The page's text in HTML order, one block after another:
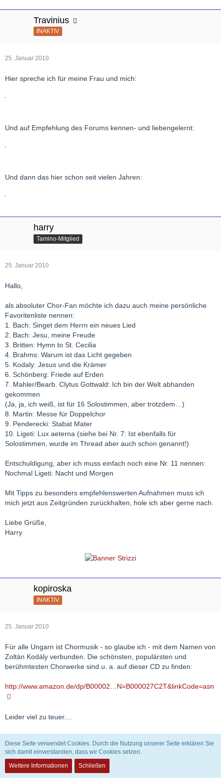
Travinius
INAKTIV
25. Januar 2010
Hier spreche ich für meine Frau und mich:
Und auf Empfehlung des Forums kennen- und liebengelernt:
Und dann das hier schon seit vielen Jahren:
harry
Tamino-Mitglied
25. Januar 2010
Hallo,
als absoluter Chor-Fan möchte ich dazu auch meine persönliche
Favoritenliste nennen:
1. Bach: Singet dem Herrn ein neues Lied
2. Bach: Jesu, meine Freude
3. Britten: Hymn to St. Cecilia
4. Brahms: Warum ist das Licht gegeben
5. Kodaly: Jesus und die Krämer
6. Schönberg: Friede auf Erden
7. Mahler/Bearb. Clytus Gottwald: Ich bin der Welt abhanden
gekommen
(Ja, ja, ich weiß, ist für 16 Solostimmen, aber trotzdem…)
8. Martin: Messe für Doppelchor
9. Penderecki: Stabat Mater
10. Ligeti: Lux aeterna (siehe bei Nr. 7: Ist ebenfalls für
Solostimmen, wurde im Thread aber auch schon genannt!)
Entschuldigung, aber ich muss einfach noch eine Nr. 11 nennen:
Nochmal Ligeti: Nacht und Morgen
Mit Tipps zu besonders empfehlenswerten Aufnahmen muss ich
mich jetzt aus Zeitgründen zurückhalten, hole ich aber gerne nach.
Liebe Grüße,
Harry
kopiroska
INAKTIV
25. Januar 2010
Für alle Ungarn ist Chormusik - so glaube ich - mit dem Namen von
Zoltán Kodály verbunden. Die schönsten, populärsten und
berühmtesten Chorwerke sind u. a. auf dieser CD zu finden:
http://www.amazon.de/dp/B00002…N=B000027C2T&linkCode=asn
Leider viel zu teuer....
Eines der schönsten Chorwerke ist das Lied zu Advent, ich kann
mir keine Adventzeit ohne dieses Werk vorstellen.
Wenn sich jemand dafür interessiert: zum Reinhören bietet sich
Diese Seite verwendet Cookies. Durch die Nutzung unserer Seite erklären Sie
sich damit einverstanden, dass wir Cookies setzen.
Weitere Informationen
Schließen